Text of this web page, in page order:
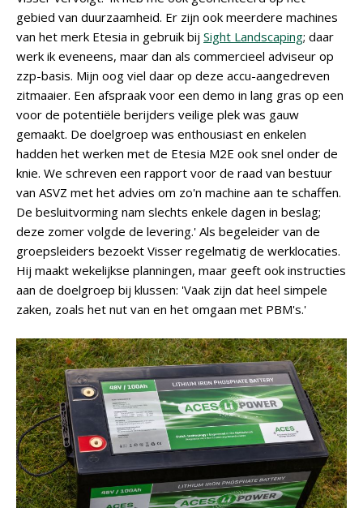
gebied van duurzaamheid. Er zijn ook meerdere machines
van het merk Etesia in gebruik bij Sight Landscaping; daar
werk ik eveneens, maar dan als commercieel adviseur op
zzp-basis. Mijn oog viel daar op deze accu-aangedreven
zitmaaier. Een afspraak voor een demo in lang gras op een
voor de potentiële berijders veilige plek was gauw
gemaakt. De doelgroep was enthousiast en enkelen
hadden het werken met de Etesia M2E ook snel onder de
knie. We schreven een rapport voor de raad van bestuur
van ASVZ met het advies om zo'n machine aan te schaffen.
De besluitvorming nam slechts enkele dagen in beslag;
deze zomer volgde de levering.' Als begeleider van de
groepsleiders bezoekt Visser regelmatig de werklocaties.
Hij maakt wekelijkse planningen, maar geeft ook instructies
aan de doelgroep bij klussen: 'Vaak zijn dat heel simpele
zaken, zoals het nut van en het omgaan met PBM's.'